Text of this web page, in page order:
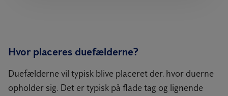
Hvor placeres duefælderne?
Duefælderne vil typisk blive placeret der, hvor duerne
opholder sig. Det er typisk på flade tag og lignende